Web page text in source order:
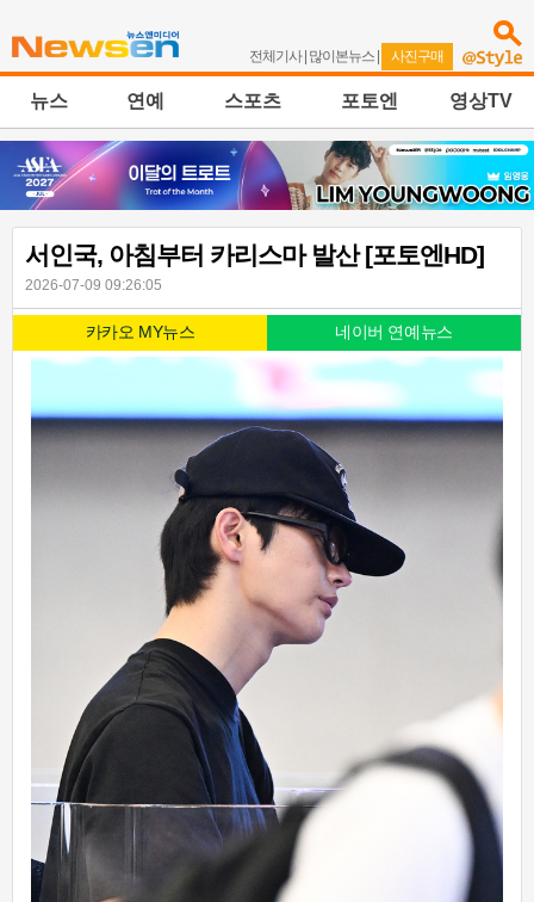
전체기사| 많이본뉴스 | 사진구매
뉴스 연예 스포츠 포토엔 영상TV
서인국, 아침부터 카리스마 발산 [포토엔HD]
2026-07-09 09:26:05
카카오 MY뉴스 네이버 연예뉴스